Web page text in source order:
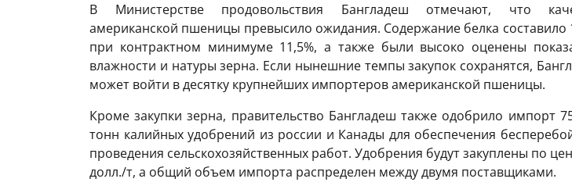
В Министерстве продовольствия Бангладеш отмечают, что
американской пшеницы превысило ожидания. Содержание белка составило
при контрактном минимуме 11,5%, а также были высоко оценены
влажности и натуры зерна. Если нынешние темпы закупок сохранятся,
может войти в десятку крупнейших импортеров американской пшеницы.
Кроме закупки зерна, правительство Бангладеш также одобрило импорт
тонн калийных удобрений из россии и Канады для обеспечения
проведения сельскохозяйственных работ. Удобрения будут закуплены по
долл./т, а общий объем импорта распределен между двумя поставщиками.